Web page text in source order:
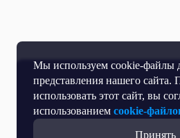
Мы используем cookie-файлы
представления нашего сайта.
использовать этот сайт, вы
использованием cookie-
Принять